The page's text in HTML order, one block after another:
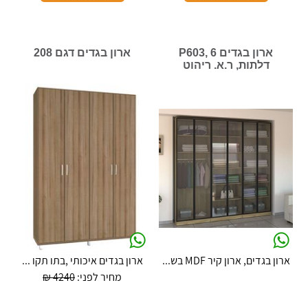
ארון בגדים P603, 6
דלתות, ר.א. ריהוט
ארון בגדים, ארון קיר MDF בש...
ארון בגדים דגם 208
ארון בגדים איכותי ,בתו תקו ...
מחיר לפני:4240 ₪